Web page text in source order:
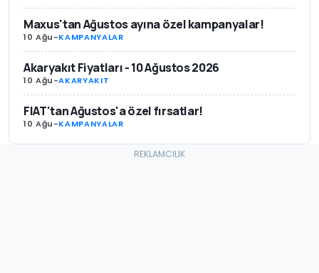
Maxus'tan Ağustos ayına özel kampanyalar!
10 Ağu-KAMPANYALAR
Akaryakıt Fiyatları - 10 Ağustos 2026
10 Ağu-AKARYAKIT
FIAT'tan Ağustos'a özel fırsatlar!
10 Ağu-KAMPANYALAR